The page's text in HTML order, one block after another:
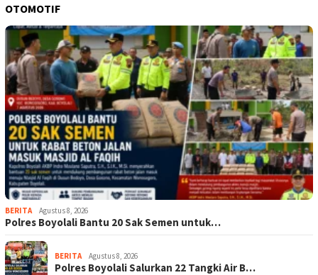
OTOMOTIF
BERITA Agustus 8, 2026
Polres Boyolali Bantu 20 Sak Semen untuk…
BERITA Agustus 8, 2026
Polres Boyolali Salurkan 22 Tangki Air B…